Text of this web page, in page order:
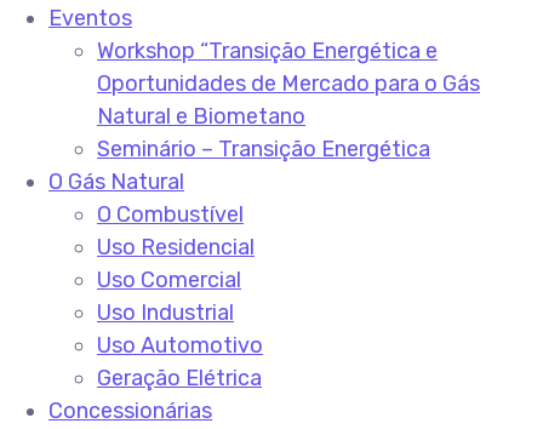
Eventos
Workshop “Transição Energética e
Oportunidades de Mercado para o Gás
Natural e Biometano
Seminário – Transição Energética
O Gás Natural
O Combustível
Uso Residencial
Uso Comercial
Uso Industrial
Uso Automotivo
Geração Elétrica
Concessionárias